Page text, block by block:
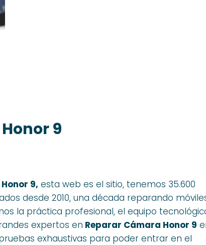
9
9, esta web es el sitio, tenemos 35.600
desde 2010, una década reparando
la práctica profesional, el equipo
expertos en Reparar Cámara Honor 9
exhaustivas para poder entrar en el